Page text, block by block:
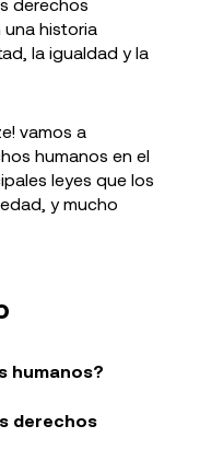
una historia
la igualdad y la
vamos a
humanos en el
leyes que los
y mucho
humanos?
derechos